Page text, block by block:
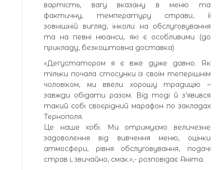
вартість, вагу вказану в меню та
фактичну, температуру страви, її
зовнішній вигляд, інколи на обслуговування
та на певні нюанси, які є особливими (до
прикладу, безкоштовна доставка)
«Дегустатором я є вже дуже давно. Як
тільки почала стосунки із своїм теперішнім
чоловіком, ми ввели хорошу традицію –
завжди обідати разом. Від тоді й з’явився
такий собі своєрідний марафон по закладах
Тернополя.
Це наше хобі. Ми отримуємо величезне
задоволення від вивчення меню, оцінки
атмосфери, рівня обслуговування, подачі
страв і, звичайно, смак.»,- розповідає Аніта.